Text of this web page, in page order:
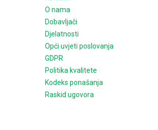
O nama
Dobavljači
Djelatnosti
Opći uvjeti poslovanja
GDPR
Politika kvalitete
Kodeks ponašanja
Raskid ugovora